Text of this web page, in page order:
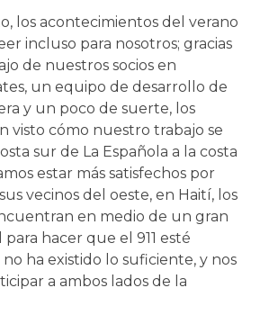
los acontecimientos del verano
incluso para nosotros; gracias
de nuestros socios en
un equipo de desarrollo de
y un poco de suerte, los
visto cómo nuestro trabajo se
sur de La Española a la costa
estar más satisfechos por
vecinos del oeste, en Haití, los
en medio de un gran
hacer que el 911 esté
ha existido lo suficiente, y nos
a ambos lados de la